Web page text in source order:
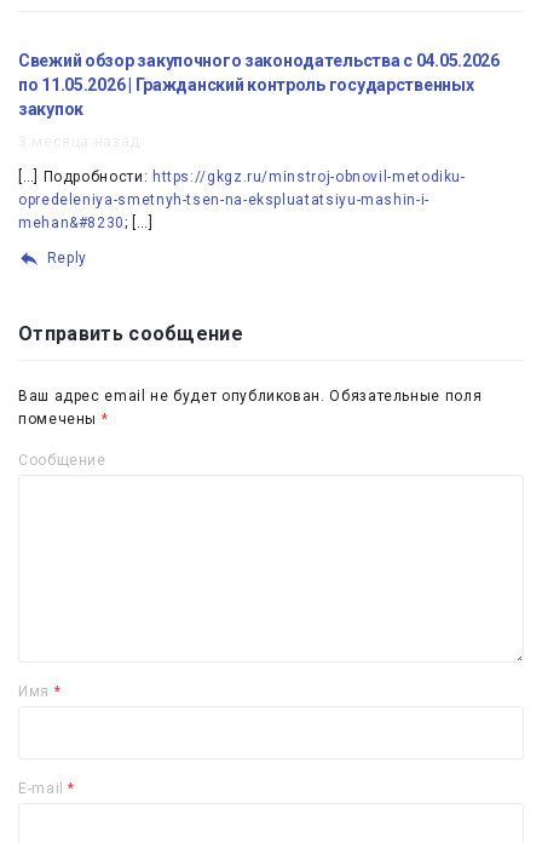
Свежий обзор закупочного законодательства с 04.05.2026
по 11.05.2026 | Гражданский контроль государственных
закупок
[…] Подробности: https://gkgz.ru/minstroj-obnovil-metodiku-
opredeleniya-smetnyh-tsen-na-ekspluatatsiyu-mashin-i-
mehan&#8230; […]
Reply
Отправить сообщение
Ваш адрес email не будет опубликован. Обязательные поля
помечены *
Сообщение
Имя *
E-mail*